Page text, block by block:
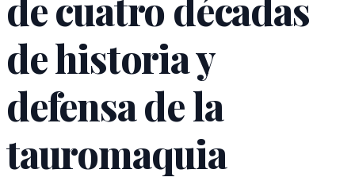
de cuatro décadas
de historia y
defensa de la
tauromaquia